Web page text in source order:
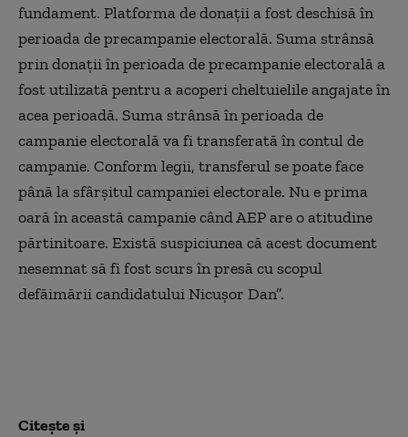
fundament. Platforma de donații a fost deschisă în
perioada de precampanie electorală. Suma strânsă
prin donații în perioada de precampanie electorală a
fost utilizată pentru a acoperi cheltuielile angajate în
acea perioadă. Suma strânsă în perioada de
campanie electorală va fi transferată în contul de
campanie. Conform legii, transferul se poate face
până la sfârșitul campaniei electorale. Nu e prima
oară în această campanie când AEP are o atitudine
părtinitoare. Există suspiciunea că acest document
nesemnat să fi fost scurs în presă cu scopul
defăimării candidatului Nicușor Dan”.
Citește și